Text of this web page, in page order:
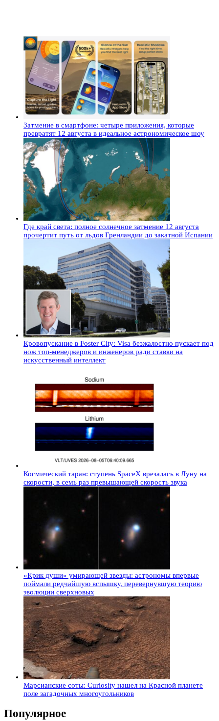
Затмение в смартфоне: четыре приложения, которые
превратят 12 августа в идеальное астрономическое шоу
Где край света: полное солнечное затмение 12 августа
прочертит путь от льдов Гренландии до закатной Испании
Кровопускание в Foster City: Visa безжалостно пускает под
нож топ-менеджеров и инженеров ради ставки на
искусственный интеллект
Космический таран: ступень SpaceX врезалась в Луну на
скорости, в семь раз превышающей скорость звука
«Крик души» умирающей звезды: астрономы впервые
поймали редчайшую вспышку, перевернувшую теорию
эволюции сверхновых
Марсианские соты: Curiosity нашел на Красной планете
поле загадочных многоугольников
Популярное